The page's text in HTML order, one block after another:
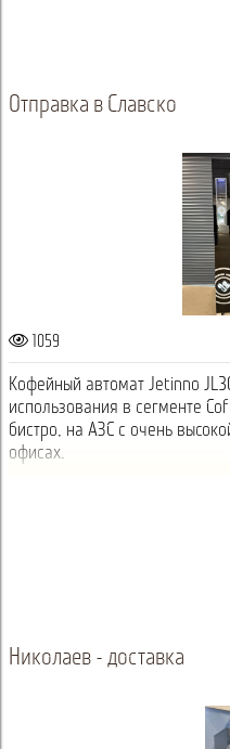
Отправка в Славско
1059
Кофейный автомат Jetinno
использования в сегменте
бистро, на АЗС с очень
офисах.
Николаев - доставка